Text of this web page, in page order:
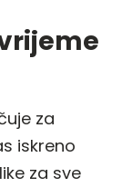
za
iskreno
za sve